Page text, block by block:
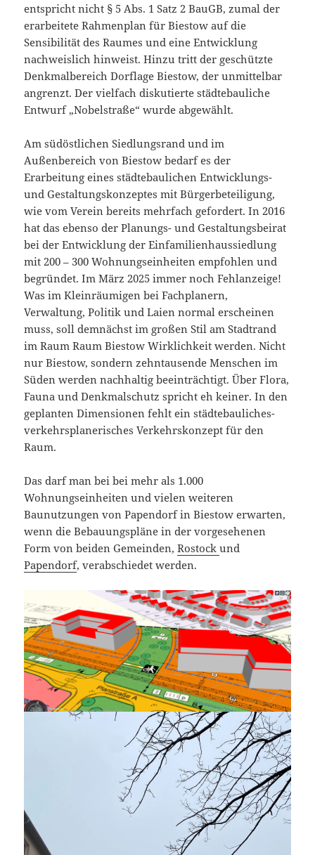
entspricht nicht § 5 Abs. 1 Satz 2 BauGB, zumal der
erarbeitete Rahmenplan für Biestow auf die
Sensibilität des Raumes und eine Entwicklung
nachweislich hinweist. Hinzu tritt der geschützte
Denkmalbereich Dorflage Biestow, der unmittelbar
angrenzt. Der vielfach diskutierte städtebauliche
Entwurf „Nobelstraße“ wurde abgewählt.
Am südöstlichen Siedlungsrand und im
Außenbereich von Biestow bedarf es der
Erarbeitung eines städtebaulichen Entwicklungs-
und Gestaltungskonzeptes mit Bürgerbeteiligung,
wie vom Verein bereits mehrfach gefordert. In 2016
hat das ebenso der Planungs- und Gestaltungsbeirat
bei der Entwicklung der Einfamilienhaussiedlung
mit 200 – 300 Wohnungseinheiten empfohlen und
begründet. Im März 2025 immer noch Fehlanzeige!
Was im Kleinräumigen bei Fachplanern,
Verwaltung, Politik und Laien normal erscheinen
muss, soll demnächst im großen Stil am Stadtrand
im Raum Raum Biestow Wirklichkeit werden. Nicht
nur Biestow, sondern zehntausende Menschen im
Süden werden nachhaltig beeinträchtigt. Über Flora,
Fauna und Denkmalschutz spricht eh keiner. In den
geplanten Dimensionen fehlt ein städtebauliches-
verkehrsplanerisches Verkehrskonzept für den
Raum.
Das darf man bei bei mehr als 1.000
Wohnungseinheiten und vielen weiteren
Baunutzungen von Papendorf in Biestow erwarten,
wenn die Bebauungspläne in der vorgesehenen
Form von beiden Gemeinden,Rostockund
Papendorf, verabschiedet werden.